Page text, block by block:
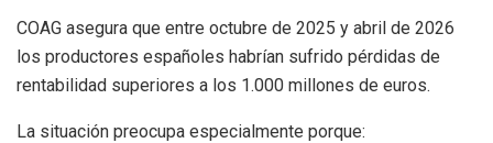
COAG asegura que entre octubre de 2025 y abril de 2026
los productores españoles habrían sufrido pérdidas de
rentabilidad superiores a los 1.000 millones de euros.
La situación preocupa especialmente porque: